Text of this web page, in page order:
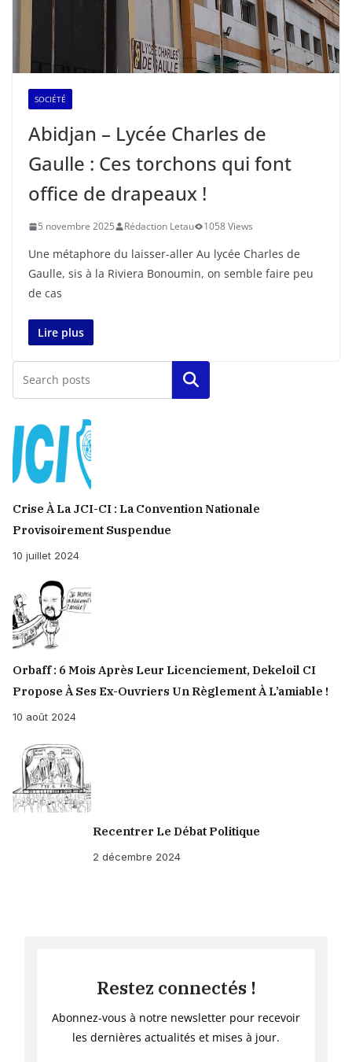
SOCIÉTÉ
Abidjan – Lycée Charles de
Gaulle : Ces torchons qui font
office de drapeaux !
5 novembre 2025 Rédaction Letau 1058 Views
Une métaphore du laisser-aller Au lycée Charles de
Gaulle, sis à la Riviera Bonoumin, on semble faire peu
de cas
Lire plus
Rechercher
Crise À La JCI-CI : La Convention Nationale
Provisoirement Suspendue
10 juillet 2024
Orbaff : 6 Mois Après Leur Licenciement, Dekeloil CI
Propose À Ses Ex-Ouvriers Un Règlement À L’amiable !
10 août 2024
Recentrer Le Débat Politique
2 décembre 2024
Restez connectés !
Abonnez-vous à notre newsletter pour recevoir
les dernières actualités et mises à jour.